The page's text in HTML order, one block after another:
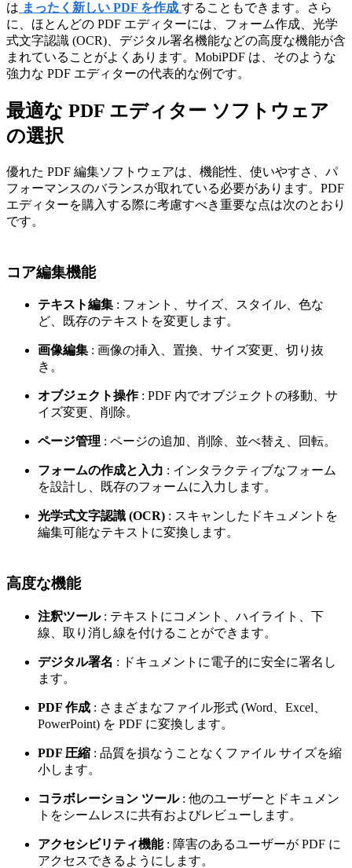
は まったく新しい PDF を作成 することもできます。さら
に、ほとんどの PDF エディターには、フォーム作成、光学
式文字認識 (OCR)、デジタル署名機能などの高度な機能が含
まれていることがよくあります。MobiPDF は、そのような
強力な PDF エディターの代表的な例です。
最適な PDF エディター ソフトウェア
の選択
優れた PDF 編集ソフトウェアは、機能性、使いやすさ、パ
フォーマンスのバランスが取れている必要があります。PDF
エディターを購入する際に考慮すべき重要な点は次のとおり
です。
コア編集機能
テキスト編集 : フォント、サイズ、スタイル、色な
ど、既存のテキストを変更します。
画像編集 : 画像の挿入、置換、サイズ変更、切り抜
き。
オブジェクト操作: PDF 内でオブジェクトの移動、サ
イズ変更、削除。
ページ管理 : ページの追加、削除、並べ替え、回転。
フォームの作成と入力 : インタラクティブなフォーム
を設計し、既存のフォームに入力します。
光学式文字認識 (OCR) : スキャンしたドキュメントを
編集可能なテキストに変換します。
高度な機能
注釈ツール: テキストにコメント、ハイライト、下
線、取り消し線を付けることができます。
デジタル署名 : ドキュメントに電子的に安全に署名し
ます。
PDF 作成 : さまざまなファイル形式 (Word、Excel、
PowerPoint) を PDF に変換します。
PDF 圧縮 : 品質を損なうことなくファイル サイズを縮
小します。
コラボレーション ツール: 他のユーザーとドキュメン
トをシームレスに共有およびレビューします。
アクセシビリティ機能: 障害のあるユーザーが PDF に
アクセスできるようにします。